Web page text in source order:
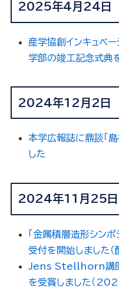
2025年4月24日
産学協創インキュベ
学部の竣工記念式典
2024年12月2日
本学広報誌に鼎談「
した
2024年11月25日
「金属積層造形シン
受付を開始しました
Jens Stellhorn講師
を受賞しました（